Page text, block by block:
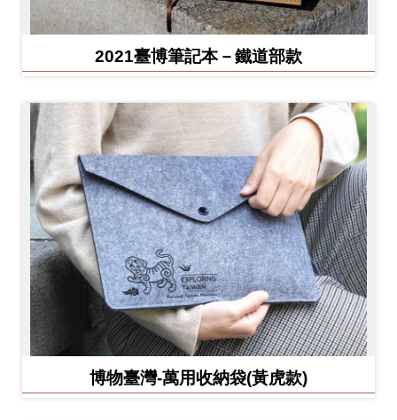
2021臺博筆記本－鐵道部款
博物臺灣-萬用收納袋(黃虎款)